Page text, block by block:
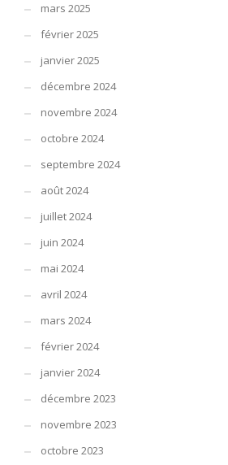
mars 2025
février 2025
janvier 2025
décembre 2024
novembre 2024
octobre 2024
septembre 2024
août 2024
juillet 2024
juin 2024
mai 2024
avril 2024
mars 2024
février 2024
janvier 2024
décembre 2023
novembre 2023
octobre 2023